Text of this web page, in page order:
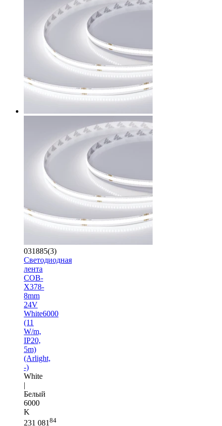
031885(3)
Светодиодная
лента
COB-
X378-
8mm
24V
White6000
(11
W/m,
IP20,
5m)
(Arlight,
-)
White
|
Белый
6000
K
231 081 84